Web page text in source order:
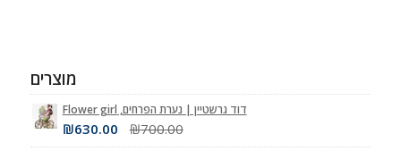
מוצרים
דוד גרשטיין | נערת הפרחים, Flower girl
₪700.00
₪630.00